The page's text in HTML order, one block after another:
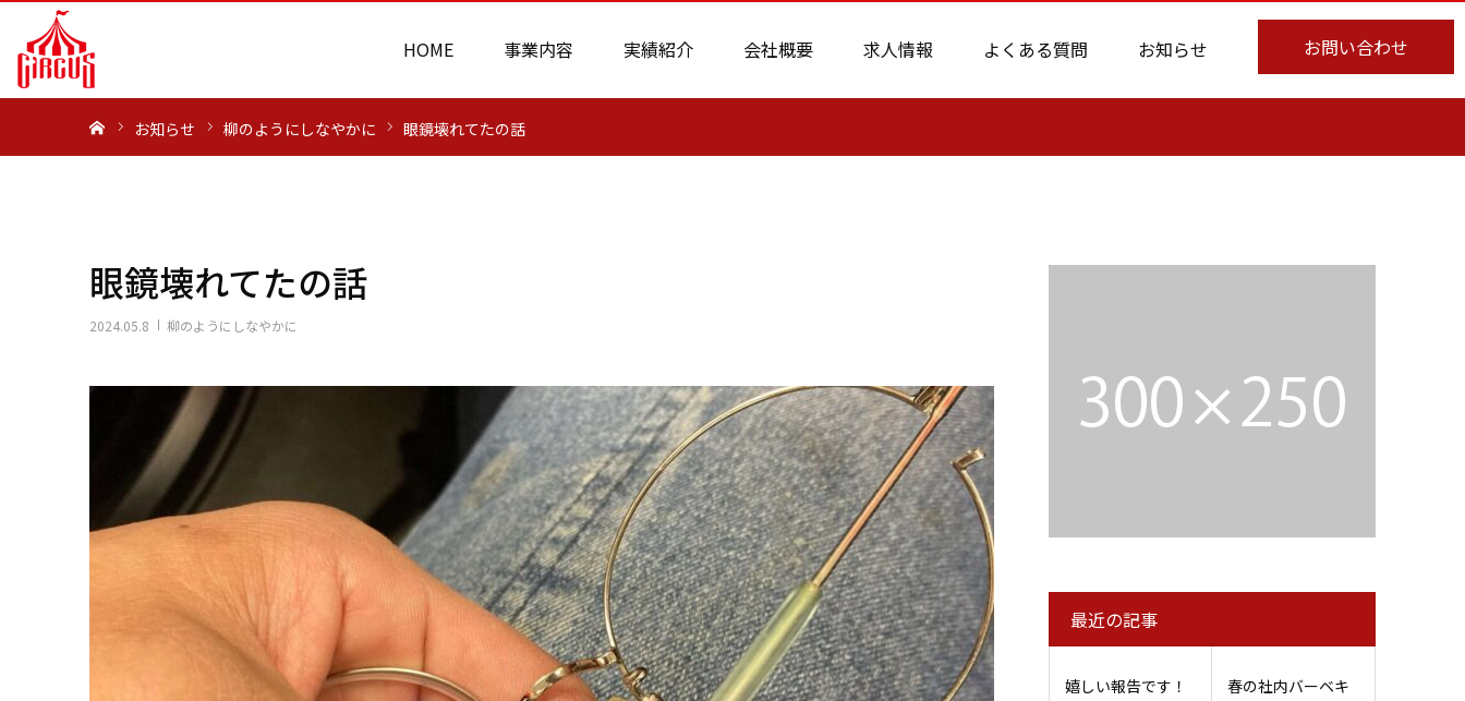
お問い合わせ
HOME 事業内容 実績紹介 会社概要 求人情報 よくある質問 お知らせ
お知らせ 柳のようにしなやかに 眼鏡壊れてたの話
眼鏡壊れてたの話
2024.05.8 柳のようにしなやかに
最近の記事
嬉しい報告です！
春の社内バーベキ